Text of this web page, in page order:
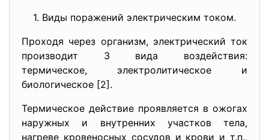
1. Виды поражений электрическим током.
Проходя через организм, электрический ток
производит 3 вида воздействия:
термическое, электролитическое и
биологическое [2].
Термическое действие проявляется в ожогах
наружных и внутренних участков тела,
нагреве кровеносных сосудов и крови и т.п.,